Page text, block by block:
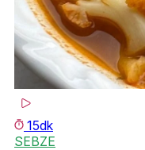
15dk
SEBZE